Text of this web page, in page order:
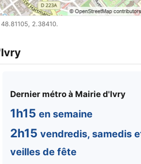
2.38410.
Dernier métro à Mairie d'Ivry
1h15 en semaine
2h15 vendredis, samedis
veilles de fête